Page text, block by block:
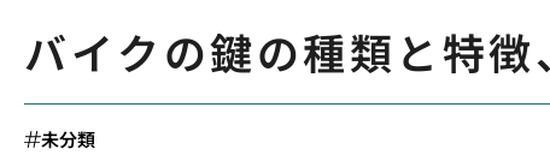
バイクの鍵の種類と特
未分類